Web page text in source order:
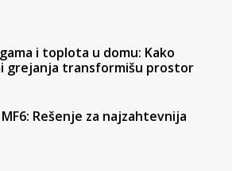
i toplota u domu: Kako
grejanja transformišu prostor
MF6: Rešenje za najzahtevnija